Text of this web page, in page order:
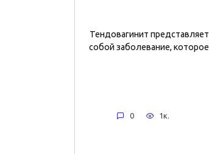
Тендовагинит представляет
собой заболевание, которое
0 1к.